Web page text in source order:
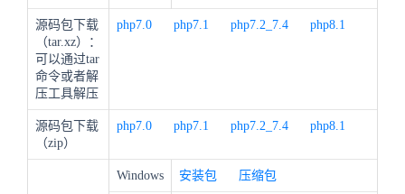
源码包下载
（tar.xz）：
可以通过tar
命令或者解
压工具解压
php7.0 php7.1 php7.2_7.4 php8.1
源码包下载
（zip）
php7.0 php7.1 php7.2_7.4 php8.1
Windows 安装包 压缩包